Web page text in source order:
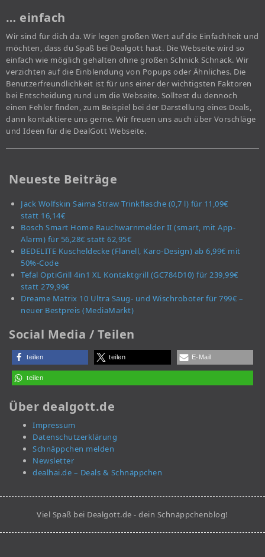
… einfach
Wir sind für dich da. Wir legen großen Wert auf die Einfachheit und
möchten, dass du Spaß bei Dealgott hast. Die Webseite wird so
einfach wie möglich gehalten ohne großen Schnick Schnack. Wir
verzichten auf die Einblendung von Popups oder Ähnliches. Die
Benutzerfreundlichkeit ist für uns einer der wichtigsten Faktoren
bei Entscheidung rund um die Webseite. Solltest du dennoch
einen Fehler finden, zum Beispiel bei der Darstellung eines Deals,
dann kontaktiere uns gerne. Wir freuen uns auch über Vorschläge
und Ideen für die DealGott Webseite.
Neueste Beiträge
Jack Wolfskin Saima Straw Trinkflasche (0,7 l) für 11,09€
statt 16,14€
Bosch Smart Home Rauchwarnmelder II (smart, mit App-
Alarm) für 56,28€ statt 62,95€
BEDELITE Kuscheldecke (Flanell, Karo-Design) ab 6,99€ mit
50%-Code
Tefal OptiGrill 4in1 XL Kontaktgrill (GC784D10) für 239,99€
statt 279,99€
Dreame Matrix 10 Ultra Saug- und Wischroboter für 799€ –
neuer Bestpreis (MediaMarkt)
Social Media / Teilen
teilen teilen E-Mail
teilen
Über dealgott.de
Impressum
Datenschutzerklärung
Schnäppchen melden
Newsletter
dealhai.de – Deals & Schnäppchen
Viel Spaß bei Dealgott.de - dein Schnäppchenblog!